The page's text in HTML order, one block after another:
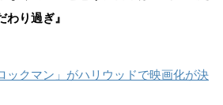
わり過ぎ』
ックマン」がハリウッドで映画化が決